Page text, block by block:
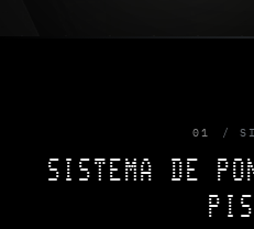
01
SISTEMA DE